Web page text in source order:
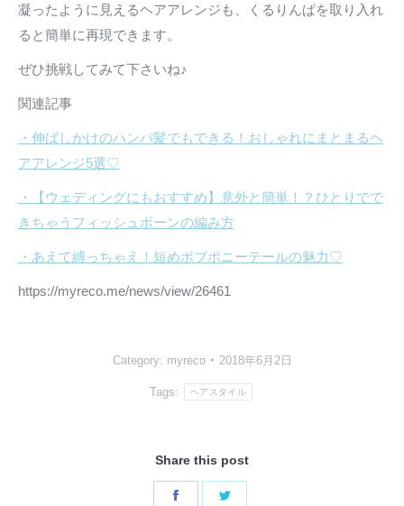
凝ったように見えるヘアアレンジも、くるりんぱを取り入れ
ると簡単に再現できます。
ぜひ挑戦してみて下さいね♪
関連記事
・伸ばしかけのハンパ髪でもできる！おしゃれにまとまるヘ
アアレンジ5選♡
・【ウェディングにもおすすめ】意外と簡単！？ひとりでで
きちゃうフィッシュボーンの編み方
・あえて縛っちゃえ！短めボブポニーテールの魅力♡
https://myreco.me/news/view/26461
Category: myreco 2018年6月2日
Tags: ヘアスタイル
Share this post
Share